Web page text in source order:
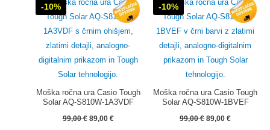
-10%
Moška ročna ura Casio Tough
Solar AQ-S810W-1A3VDF
99,00€ Izvirna
cena
89,00 €Trenutna
-10%
Moška ročna ura Casio Tough
Solar AQ-S810W-1BVEF
99,00€ Izvirna
cena
89,00€Trenutna